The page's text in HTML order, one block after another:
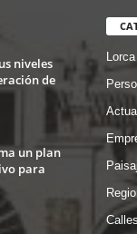
niveles
de
un plan
para
Lorca